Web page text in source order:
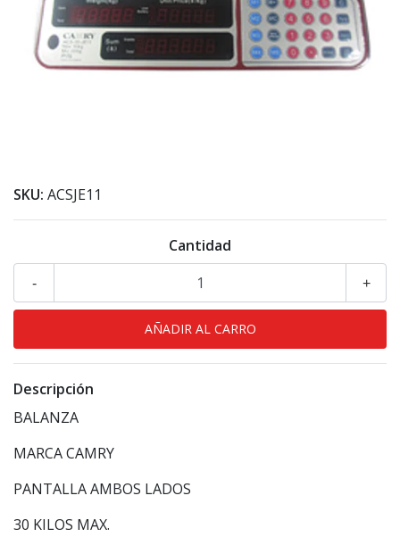
SKU: ACSJE11
Cantidad
+
-
Descripción
BALANZA
MARCA CAMRY
PANTALLA AMBOS LADOS
30 KILOS MAX.